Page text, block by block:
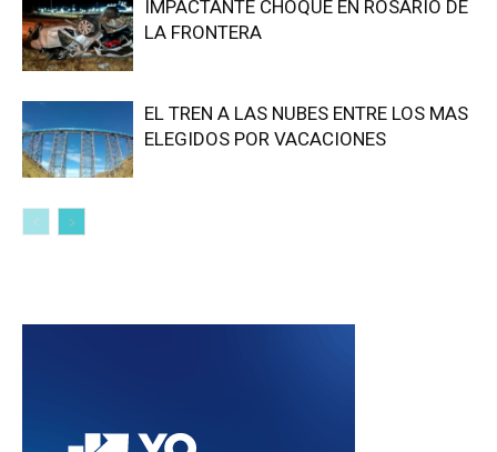
IMPACTANTE CHOQUE EN ROSARIO DE
LA FRONTERA
EL TREN A LAS NUBES ENTRE LOS MAS
ELEGIDOS POR VACACIONES